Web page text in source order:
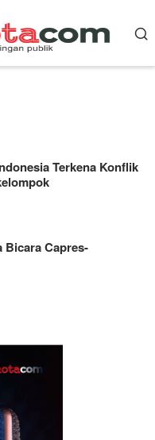
Terkena Konflik
Bicara Capres-